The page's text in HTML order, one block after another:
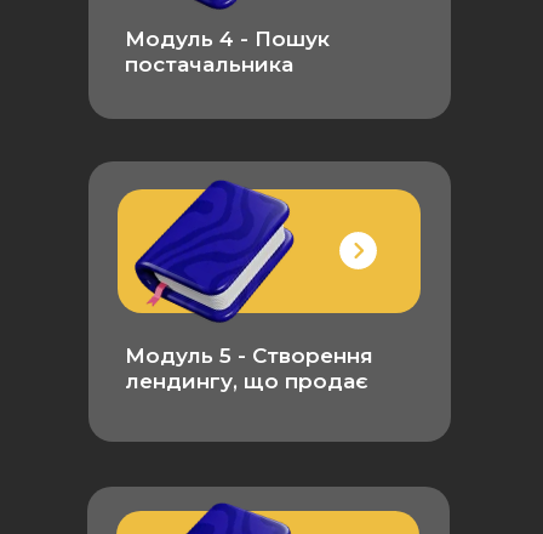
Модуль 4 - Пошук
постачальника
Модуль 5 - Створення
лендингу, що продає